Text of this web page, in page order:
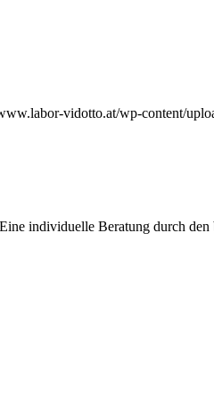
vidotto.at/wp-content/
individuelle Beratung durch den